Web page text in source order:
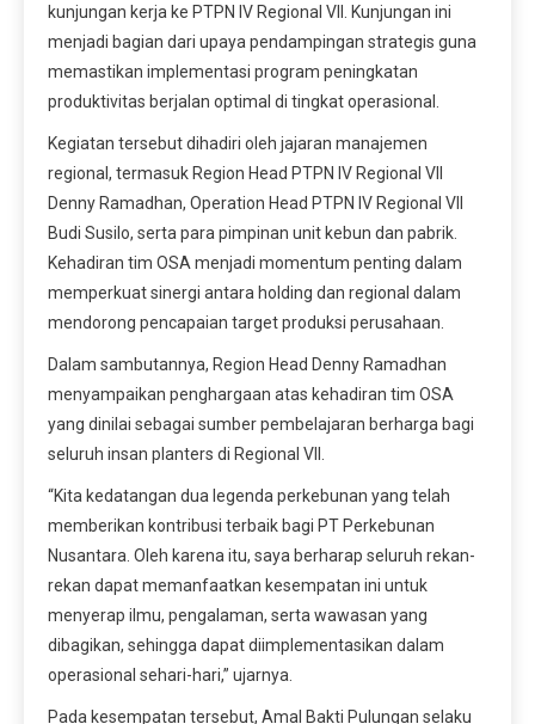
kunjungan kerja ke PTPN IV Regional VII. Kunjungan ini
menjadi bagian dari upaya pendampingan strategis guna
memastikan implementasi program peningkatan
produktivitas berjalan optimal di tingkat operasional.
Kegiatan tersebut dihadiri oleh jajaran manajemen
regional, termasuk Region Head PTPN IV Regional VII
Denny Ramadhan, Operation Head PTPN IV Regional VII
Budi Susilo, serta para pimpinan unit kebun dan pabrik.
Kehadiran tim OSA menjadi momentum penting dalam
memperkuat sinergi antara holding dan regional dalam
mendorong pencapaian target produksi perusahaan.
Dalam sambutannya, Region Head Denny Ramadhan
menyampaikan penghargaan atas kehadiran tim OSA
yang dinilai sebagai sumber pembelajaran berharga bagi
seluruh insan planters di Regional VII.
“Kita kedatangan dua legenda perkebunan yang telah
memberikan kontribusi terbaik bagi PT Perkebunan
Nusantara. Oleh karena itu, saya berharap seluruh rekan-
rekan dapat memanfaatkan kesempatan ini untuk
menyerap ilmu, pengalaman, serta wawasan yang
dibagikan, sehingga dapat diimplementasikan dalam
operasional sehari-hari,” ujarnya.
Pada kesempatan tersebut, Amal Bakti Pulungan selaku